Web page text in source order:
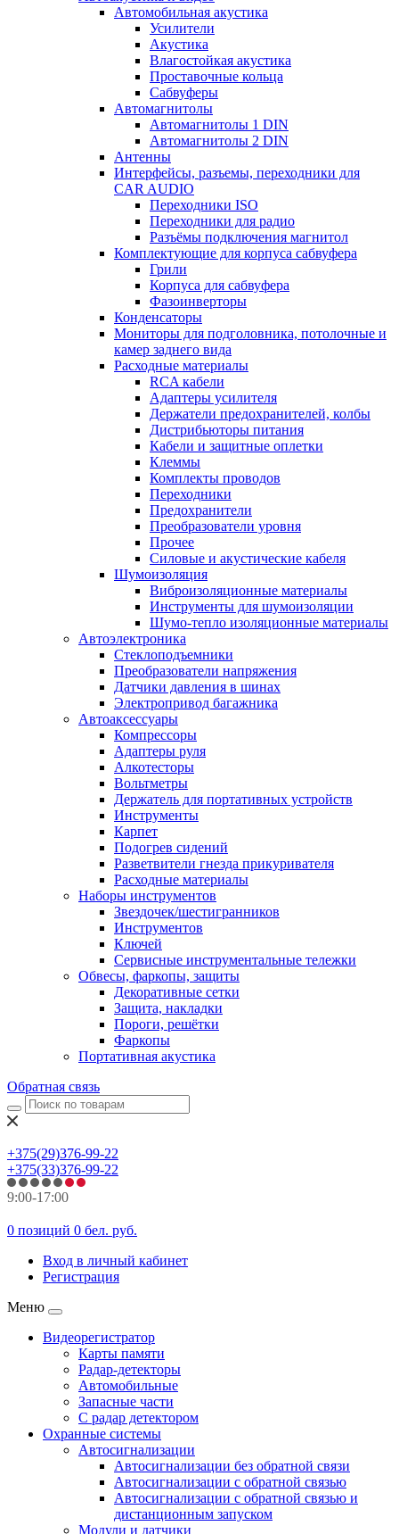
Автомобильная акустика
Усилители
Акустика
Влагостойкая акустика
Проставочные кольца
Сабвуферы
Автомагнитолы
Автомагнитолы 1 DIN
Автомагнитолы 2 DIN
Антенны
Интерфейсы, разъемы, переходники для
CAR AUDIO
Переходники ISO
Переходники для радио
Разъёмы подключения магнитол
Комплектующие для корпуса сабвуфера
Грили
Корпуса для сабвуфера
Фазоинверторы
Конденсаторы
Мониторы для подголовника, потолочные и
камер заднего вида
Расходные материалы
RCA кабели
Адаптеры усилителя
Держатели предохранителей, колбы
Дистрибьюторы питания
Кабели и защитные оплетки
Клеммы
Комплекты проводов
Переходники
Предохранители
Преобразователи уровня
Прочее
Силовые и акустические кабеля
Шумоизоляция
Виброизоляционные материалы
Инструменты для шумоизоляции
Шумо-тепло изоляционные материалы
Автоэлектроника
Стеклоподъемники
Преобразователи напряжения
Датчики давления в шинах
Электропривод багажника
Автоаксессуары
Компрессоры
Адаптеры руля
Алкотесторы
Вольтметры
Держатель для портативных устройств
Инструменты
Карпет
Подогрев сидений
Разветвители гнезда прикуривателя
Расходные материалы
Наборы инструментов
Звездочек/шестигранников
Инструментов
Ключей
Сервисные инструментальные тележки
Обвесы, фаркопы, защиты
Декоративные сетки
Защита, накладки
Пороги, решётки
Фаркопы
Портативная акустика
Обратная связь
+375(29)376-99-22
+375(33)376-99-22
9:00-17:00
0 позиций 0 бел. руб.
Вход в личный кабинет
Регистрация
Меню
Видеорегистратор
Карты памяти
Радар-детекторы
Автомобильные
Запасные части
С радар детектором
Охранные системы
Автосигнализации
Автосигнализации без обратной связи
Автосигнализации с обратной связью
Автосигнализации с обратной связью и
дистанционным запуском
Модули и датчики